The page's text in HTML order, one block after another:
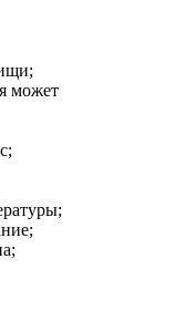
может